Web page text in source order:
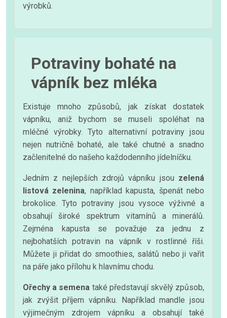
výrobků.
Potraviny bohaté na
vápník bez mléka
Existuje mnoho způsobů, jak získat dostatek
vápníku, aniž bychom se museli spoléhat na
mléčné výrobky. Tyto alternativní potraviny jsou
nejen nutričně bohaté, ale také chutné a snadno
začlenitelné do našeho každodenního jídelníčku.
Jedním z nejlepších zdrojů vápníku jsou zelená
listová zelenina, například kapusta, špenát nebo
brokolice. Tyto potraviny jsou vysoce výživné a
obsahují široké spektrum vitamínů a minerálů.
Zejména kapusta se považuje za jednu z
nejbohatších potravin na vápník v rostlinné říši.
Můžete ji přidat do smoothies, salátů nebo ji vařit
na páře jako přílohu k hlavnímu chodu.
Ořechy a semena také představují skvělý způsob,
jak zvýšit příjem vápníku. Například mandle jsou
výjimečným zdrojem vápníku a obsahují také